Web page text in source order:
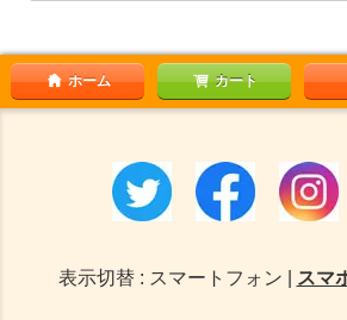
ホーム カート
表示切替 : スマートフォン | スマ